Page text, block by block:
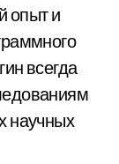
опыт и
всегда
научных